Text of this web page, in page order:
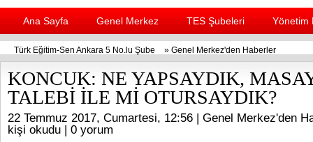
Ana Sayfa Genel Merkez TES Şubeleri Yönetim
Türk Eğitim-Sen Ankara 5 No.lu Şube » Genel Merkez'den Haberler
KONCUK: NE YAPSAYDIK,
TALEBİ İLE Mİ OTURSAYDIK?
22 Temmuz 2017, Cumartesi, 12:56 | Genel Merkez'den
kişi okudu | 0 yorum